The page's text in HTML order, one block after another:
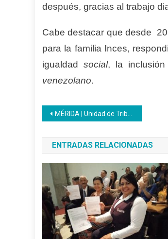
después, gracias al trabajo
Cabe destacar que desde
para la familia Inces,
igualdad social, la
venezolano.
Navegación
de
entradas
MÉRIDA | Unidad de Tributos del Inces avanza en atención empresarial
ENTRADAS RELACIONADAS